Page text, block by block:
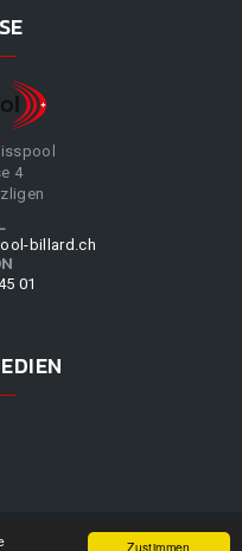
Zustimmen
4
billard.ch
01
BY UNSERE